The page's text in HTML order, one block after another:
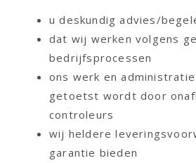
u deskundig advies/
dat wij werken volgens
bedrijfsprocessen
ons werk en
getoetst wordt door
controleurs
wij heldere
garantie bieden